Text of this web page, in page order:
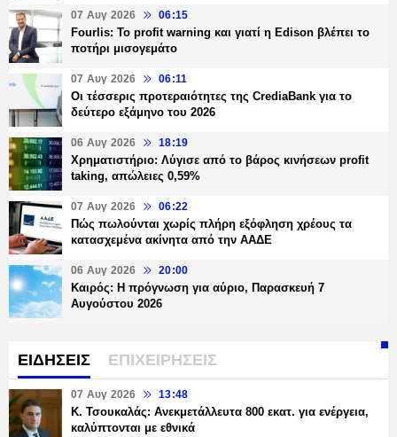
07 Αυγ 2026 06:15
Fourlis: Το profit warning και γιατί η Edison βλέπει το
ποτήρι μισογεμάτο
07 Αυγ 2026 06:11
Οι τέσσερις προτεραιότητες της CrediaBank για το
δεύτερο εξάμηνο του 2026
06 Αυγ 2026 18:19
Χρηματιστήριο: Λύγισε από το βάρος κινήσεων profit
taking, απώλειες 0,59%
07 Αυγ 2026 06:22
Πώς πωλούνται χωρίς πλήρη εξόφληση χρέους τα
κατασχεμένα ακίνητα από την ΑΑΔΕ
06 Αυγ 2026 20:00
Καιρός: Η πρόγνωση για αύριο, Παρασκευή 7
Αυγούστου 2026
ΕΙΔΗΣΕΙΣ ΕΠΙΧΕΙΡΗΣΕΙΣ
07 Αυγ 2026 13:48
Κ. Τσουκαλάς: Ανεκμετάλλευτα 800 εκατ. για ενέργεια,
καλύπτονται με εθνικά